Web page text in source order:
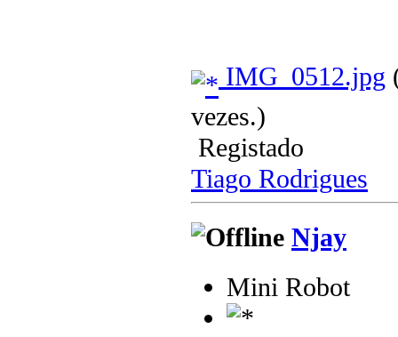
IMG_0512.jpg
vezes.)
Registado
Tiago Rodrigues
Njay
Mini Robot